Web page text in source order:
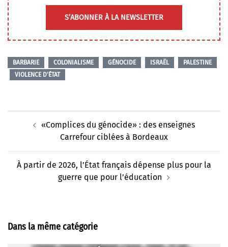
S’ABONNER À LA NEWSLETTER
BARBARIE COLONIALISME GÉNOCIDE ISRAËL
PALESTINE
VIOLENCE D'ÉTAT
d’article«Complices du génocide» : des enseignes
Carrefour ciblées à Bordeaux
À partir de 2026, l’État français dépense plus pour la
guerre que pour l’éducation
Dans la même catégorie